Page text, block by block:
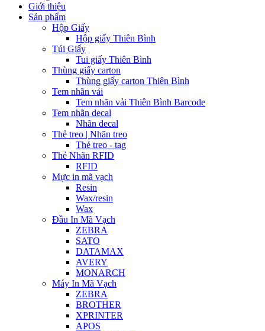
Giới thiệu
Sản phẩm
Hộp Giấy
Hộp giấy Thiên Bình
Túi Giấy
Tui giấy Thiên Bình
Thùng giấy carton
Thùng giấy carton Thiên Bình
Tem nhãn vải
Tem nhãn vải Thiên Bình Barcode
Tem nhãn decal
Nhãn decal
Thẻ treo | Nhãn treo
Thẻ treo - tag
Thẻ Nhãn RFID
RFID
Mực in mã vạch
Resin
Wax/resin
Wax
Đầu In Mã Vạch
ZEBRA
SATO
DATAMAX
AVERY
MONARCH
Máy In Mã Vạch
ZEBRA
BROTHER
XPRINTER
APOS